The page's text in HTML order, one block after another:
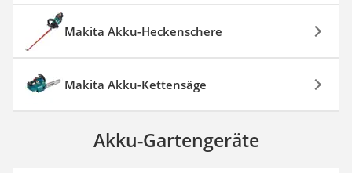
Makita Akku-Heckenschere
Makita Akku-Kettensäge
Akku-Gartengeräte